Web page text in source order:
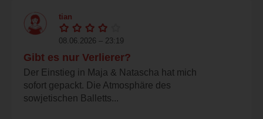
tian
08.06.2026 – 23:19
Gibt es nur Verlierer?
Der Einstieg in Maja & Natascha hat mich
sofort gepackt. Die Atmosphäre des
sowjetischen Balletts...